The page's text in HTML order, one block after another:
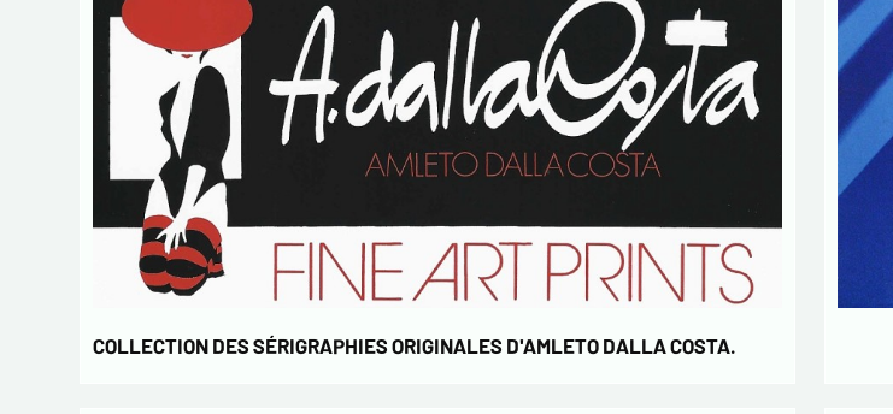
COLLECTION DES SÉRIGRAPHIES ORIGINALES D'AMLETO DALLA COSTA.